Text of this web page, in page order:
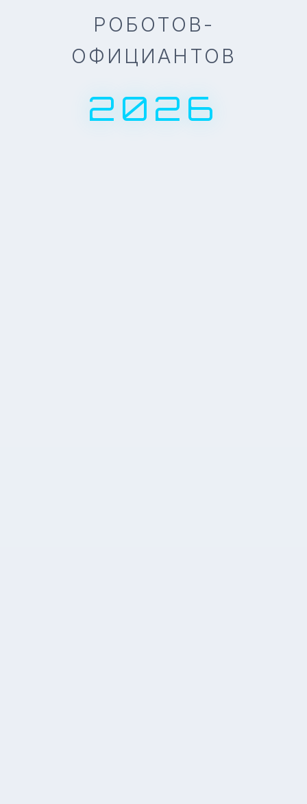
РОБОТОВ-
ОФИЦИАНТОВ
2026